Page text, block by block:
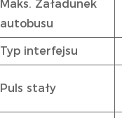
Maks. Załadunek
autobusu
Typ interfejsu
Puls stały